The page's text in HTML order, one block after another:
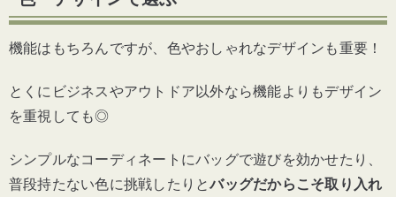
機能はもちろんですが、色やおしゃれなデザインも重要！
とくにビジネスやアウトドア以外なら機能よりもデザイン
を重視しても◎
シンプルなコーディネートにバッグで遊びを効かせたり、
普段持たない色に挑戦したりとバッグだからこそ取り入れ